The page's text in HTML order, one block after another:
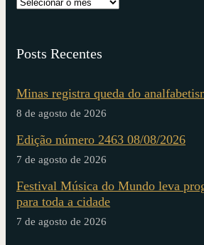
Posts Recentes
Minas registra queda do
8 de agosto de 2026
Edição número 2463 08/08/2026
7 de agosto de 2026
Festival Música do Mundo leva
para toda a cidade
7 de agosto de 2026